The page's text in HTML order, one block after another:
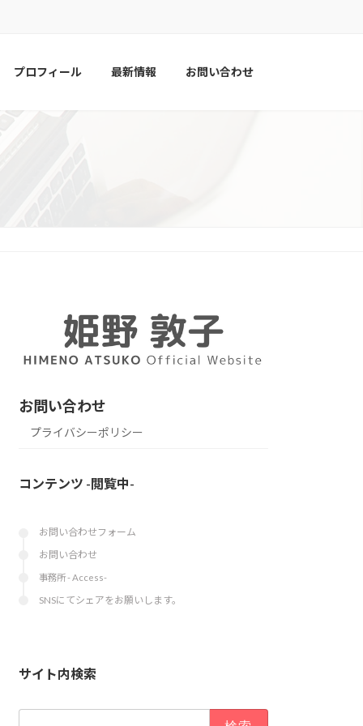
プロフィール 最新情報 お問い合わせ
お問い合わせ
プライバシーポリシー
コンテンツ -閲覧中-
お問い合わせフォーム
お問い合わせ
事務所 - Access-
SNSにてシェアをお願いします。
サイト内検索